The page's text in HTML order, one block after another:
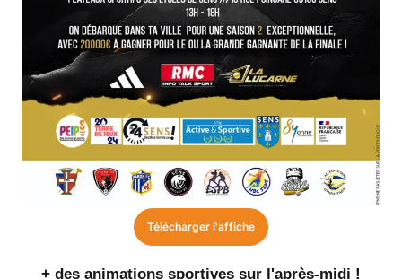
Télécharger l'affiche
+ des animations sportives sur l'après-midi !